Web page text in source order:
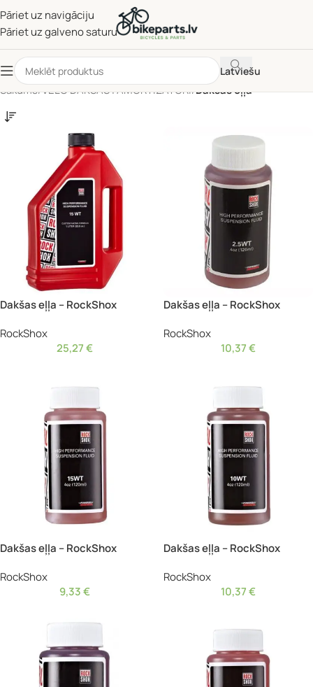
Pāriet uz navigāciju
Pāriet uz galveno saturu
Latviešu
Sākums/VELO DAKŠAS | AMORTIZATORI/Dakšas eļļa
Dakšas eļļa – RockShox
RockShox
25,27€
Dakšas eļļa – RockShox
RockShox
10,37€
Dakšas eļļa – RockShox
RockShox
9,33€
Dakšas eļļa – RockShox
RockShox
10,37€